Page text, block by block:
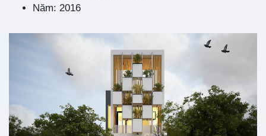
Năm: 2016